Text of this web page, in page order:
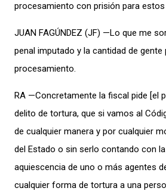
procesamiento con prisión para
JUAN FAGÚNDEZ (JF) —Lo que me
penal imputado y la cantidad de gente
procesamiento.
RA —Concretamente la fiscal pide [el
delito de tortura, que si vamos al
de cualquier manera y por cualquier
del Estado o sin serlo contando con
aquiescencia de uno o más agentes
cualquier forma de tortura a una